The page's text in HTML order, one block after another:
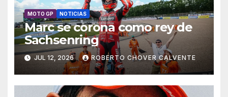
MOTO GP NOTICIAS
Marc se corona como rey de
Sachsenring
JUL 12, 2026 ROBERTO CHOVER CALVENTE